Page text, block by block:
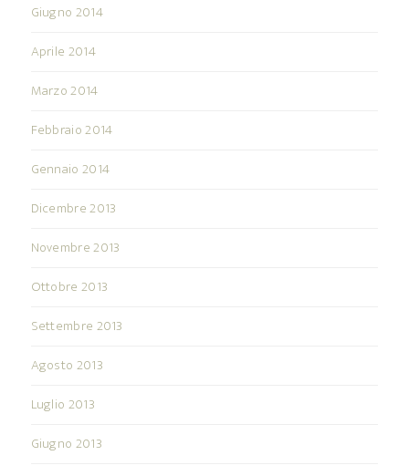
Giugno 2014
Aprile 2014
Marzo 2014
Febbraio 2014
Gennaio 2014
Dicembre 2013
Novembre 2013
Ottobre 2013
Settembre 2013
Agosto 2013
Luglio 2013
Giugno 2013